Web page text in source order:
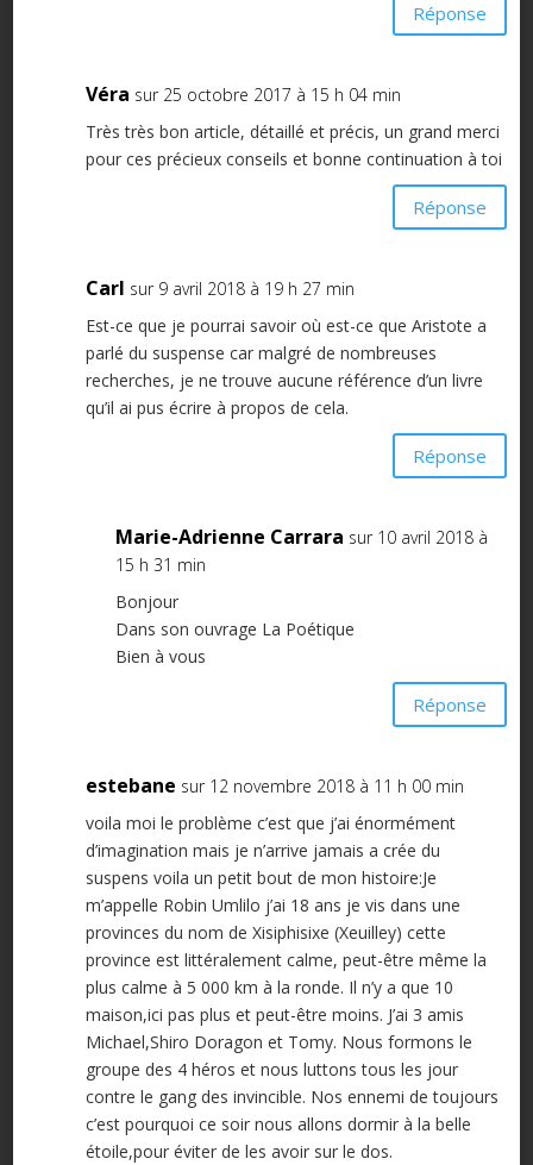
Réponse
Véra sur 25 octobre 2017 à 15 h 04 min
Très très bon article, détaillé et précis, un grand merci
pour ces précieux conseils et bonne continuation à toi
Réponse
Carl sur 9 avril 2018 à 19 h 27 min
Est-ce que je pourrai savoir où est-ce que Aristote a
parlé du suspense car malgré de nombreuses
recherches, je ne trouve aucune référence d’un livre
qu’il ai pus écrire à propos de cela.
Réponse
Marie-Adrienne Carrara sur 10 avril 2018 à
15 h 31 min
Bonjour
Dans son ouvrage La Poétique
Bien à vous
Réponse
estebane sur 12 novembre 2018 à 11 h 00 min
voila moi le problème c’est que j’ai énormément
d’imagination mais je n’arrive jamais a crée du
suspens voila un petit bout de mon histoire:Je
m’appelle Robin Umlilo j’ai 18 ans je vis dans une
provinces du nom de Xisiphisixe (Xeuilley) cette
province est littéralement calme, peut-être même la
plus calme à 5 000 km à la ronde. Il n’y a que 10
maison,ici pas plus et peut-être moins. J’ai 3 amis
Michael,Shiro Doragon et Tomy. Nous formons le
groupe des 4 héros et nous luttons tous les jour
contre le gang des invincible. Nos ennemi de toujours
c’est pourquoi ce soir nous allons dormir à la belle
étoile,pour éviter de les avoir sur le dos.